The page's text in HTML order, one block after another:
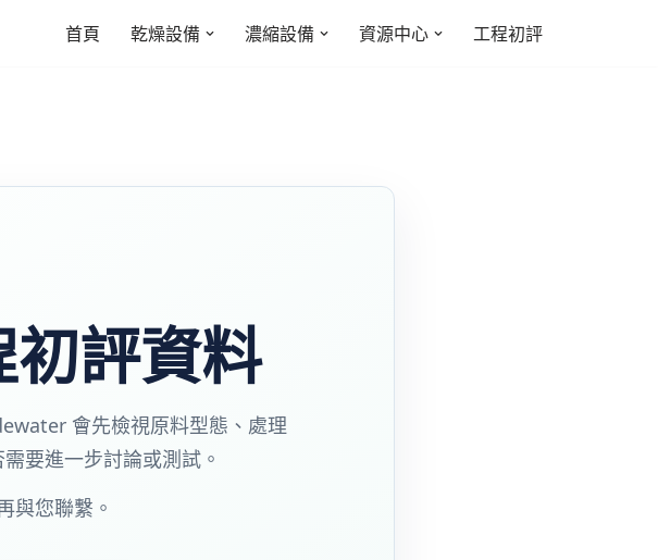
首頁 乾燥設備 濃縮設備 資源中心 工程初評
評資料
會先檢視原料型態、處理
要進一步討論或測試。
與您聯繫。